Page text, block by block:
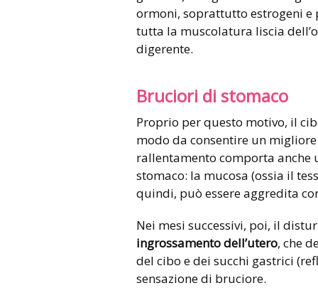
ormoni, soprattutto estrogeni e
tutta la muscolatura liscia
digerente.
Bruciori di stomaco
Proprio per questo motivo, il
modo da consentire un
rallentamento comporta anche
stomaco: la mucosa (ossia il
quindi, può essere aggredita
Nei mesi successivi, poi, il
ingrossamento dell’utero, che
del cibo e dei succhi gastrici
sensazione di bruciore.